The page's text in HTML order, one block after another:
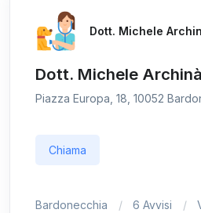
Dott. Michele
Dott. Michele Archinà
Piazza Europa, 18, 10052
Chiama
Bardonecchia 6 Avvisi